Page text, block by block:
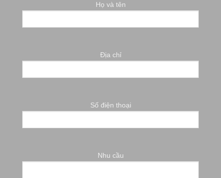
Họ và tên
Địa chỉ
Số điện thoại
Nhu cầu